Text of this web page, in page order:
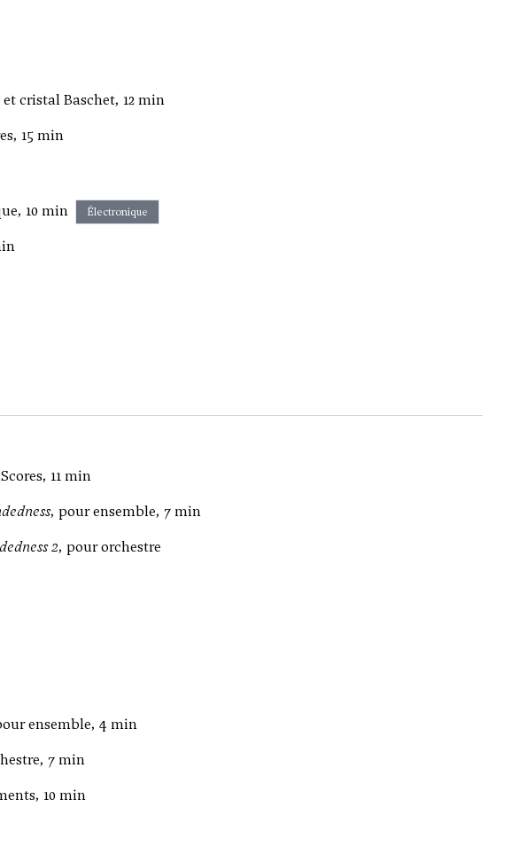
cristal Baschet, 12 min
15 min
10 min Électronique
11 min
, pour ensemble, 7 min
2, pour orchestre
ensemble, 4 min
7 min
10 min